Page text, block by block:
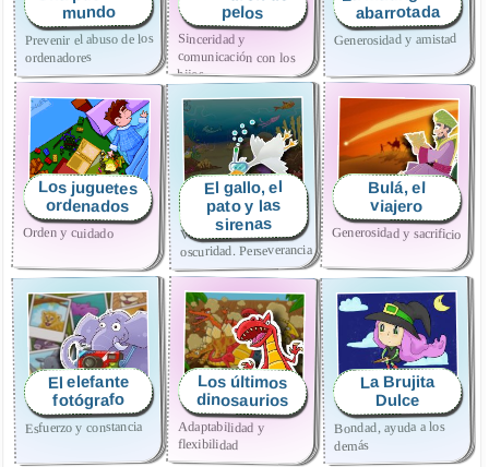
mundo
Prevenir el abuso de los
ordenadores
pelos
Sinceridad y
comunicación con los
hijos
abarrotada
Generosidad y amistad
Los juguetes
ordenados
Orden y cuidado
El gallo, el
pato y las
sirenas
Vencer el miedo a la
oscuridad. Perseverancia
Bulá, el
viajero
Generosidad y sacrificio
El elefante
fotógrafo
Esfuerzo y constancia
Los últimos
dinosaurios
Adaptabilidad y
flexibilidad
La Brujita
Dulce
Bondad, ayuda a los
demás